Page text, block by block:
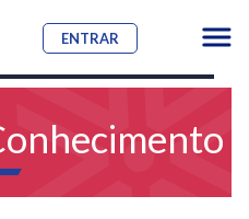
ENTRAR